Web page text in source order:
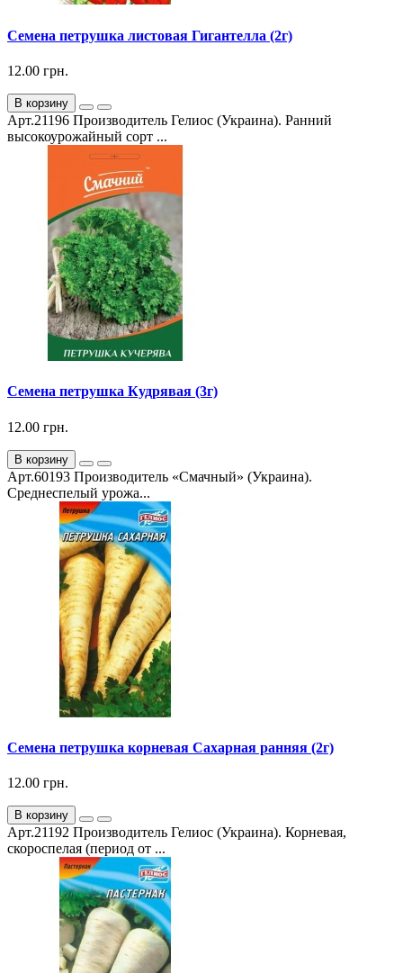
Семена петрушка листовая Гигантелла (2г)
12.00 грн.
В корзину
Арт.21196 Производитель Гелиос (Украина). Ранний
высокоурожайный сорт ...
Семена петрушка Кудрявая (3г)
12.00 грн.
В корзину
Арт.60193 Производитель «Смачный» (Украина).
Среднеспелый урожа...
Семена петрушка корневая Сахарная ранняя (2г)
12.00 грн.
В корзину
Арт.21192 Производитель Гелиос (Украина). Корневая,
скороспелая (период от ...